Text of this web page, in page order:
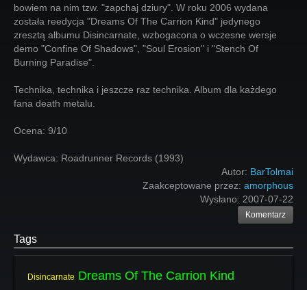
bowiem na nim tzw. "zapchaj dziury". W roku 2006 wydana
została reedycja "Dreams Of The Carrion Kind" jedynego
zresztą albumu Disincarnate, wzbogacona o wczesne wersje
demo "Confine Of Shadows", "Soul Erosion" i "Stench Of
Burning Paradise".
Technika, technika i jeszcze raz technika. Album dla każdego
fana death metalu.
Ocena: 9/10
Wydawca: Roadrunner Records (1993)
Autor: BarTolmai
Zaakceptowane przez: amorphous
Wysłano: 2007-07-22
Komentarz
Tags
Disincarnate Dreams Of The Carrion Kind